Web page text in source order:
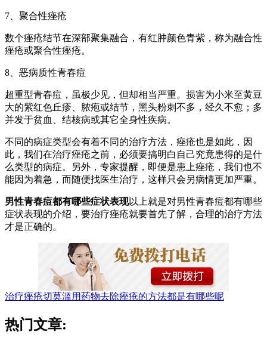
7、聚合性痤疮
数个痤疮结节在深部聚集融合，有红肿颜色青紫，称为融合性
痤疮或聚合性痤疮。
8、恶病质性青春痘
超重型青春痘，虽极少见，但却相当严重。损害为小米至黄豆
大的紫红色丘疹、脓疱或结节，黑头粉刺不多，经久不愈；多
并发于贫血、结核病或其它全身性疾病。
不同的病症类型会有着不同的治疗方法，痤疮也是如此，因
此，我们在治疗痤疮之前，必须要搞明白自己究竟患得的是什
么类型的病症。另外，专家提醒，即便是患上痤疮，我们也不
能因为着急，而随便找医生治疗，这样只会另病情更加严重。
男性青春痘都有哪些症状表现以上就是对男性青春痘都有哪些
症状表现的介绍，要治疗痤疮就要首先了解，合理的治疗方法
才是正确的。
治疗痤疮切莫滥用药物去除痤疮的方法都是有哪些呢
热门文章: